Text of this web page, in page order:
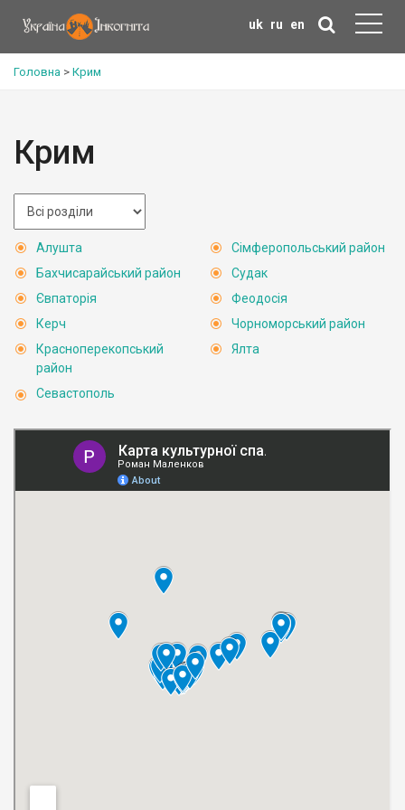
uk ru en
Головна > Крим
Крим
Алушта
Бахчисарайський район
Євпаторія
Керч
Красноперекопський
район
Севастополь
Сімферопольський район
Судак
Феодосія
Чорноморський район
Ялта